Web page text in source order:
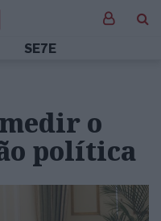
SE7E
o
política